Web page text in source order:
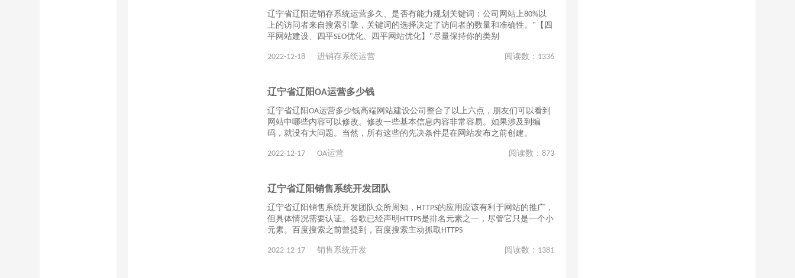
辽宁省辽阳进销存系统运营多久、是否有能力规划关键词：公司网站上80%以
上的访问者来自搜索引擎，关键词的选择决定了访问者的数量和准确性。"【四
平网站建设、四平SEO优化、四平网站优化】"尽量保持你的类别
2022-12-18 进销存系统运营 阅读数： 1336
辽宁省辽阳OA运营多少钱
辽宁省辽阳OA运营多少钱高端网站建设公司整合了以上六点，朋友们可以看到
网站中哪些内容可以修改。修改一些基本信息内容非常容易。如果涉及到编
码，就没有大问题。当然，所有这些的先决条件是在网站发布之前创建。
2022-12-17 OA运营 阅读数： 873
辽宁省辽阳销售系统开发团队
辽宁省辽阳销售系统开发团队众所周知，HTTPS的应用应该有利于网站的推广，
但具体情况需要认证。谷歌已经声明HTTPS是排名元素之一，尽管它只是一个小
元素。百度搜索之前曾提到，百度搜索主动抓取HTTPS
2022-12-17 销售系统开发 阅读数： 1381